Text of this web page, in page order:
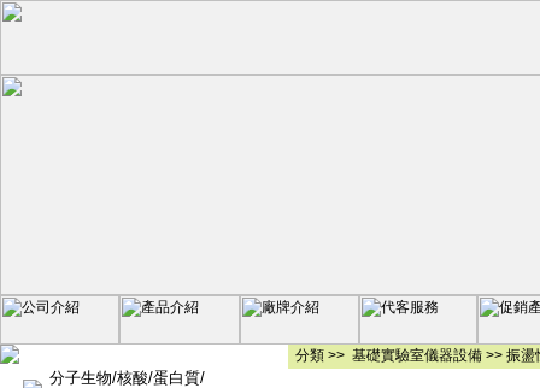
分子生物/核酸/蛋白質/
分類 >> 基礎實驗室儀器設備>> 振盪